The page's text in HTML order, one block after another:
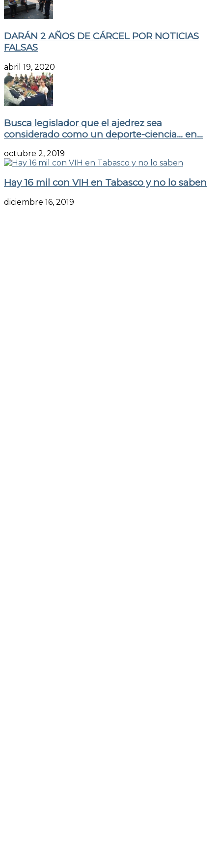
DARÁN 2 AÑOS DE CÁRCEL POR NOTICIAS
FALSAS
abril 19, 2020
Busca legislador que el ajedrez sea
considerado como un deporte-ciencia… en...
octubre 2, 2019
Hay 16 mil con VIH en Tabasco y no lo saben
diciembre 16, 2019